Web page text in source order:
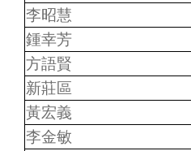
李昭慧
鍾幸芳
方語賢
新莊區
黃宏義
李金敏